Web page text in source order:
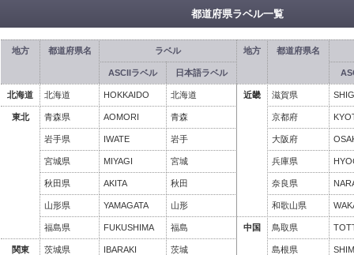
都道府県ラベル一覧
地方 都道府県名 ラベル
ASCIIラベル 日本語ラベル
北海道 北海道 HOKKAIDO 北海道
東北 青森県 AOMORI 青森
岩手県 IWATE 岩手
宮城県 MIYAGI 宮城
秋田県 AKITA 秋田
山形県 YAMAGATA 山形
福島県 FUKUSHIMA 福島
関東 茨城県 IBARAKI 茨城
地方 都道府県名
近畿 滋賀県
京都府
大阪府
兵庫県
奈良県
和歌山県
中国 鳥取県
島根県